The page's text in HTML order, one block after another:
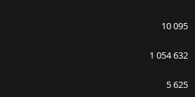
10 095
1 054 632
5 625